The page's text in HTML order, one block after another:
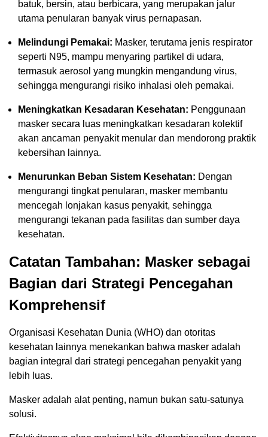
batuk, bersin, atau berbicara, yang merupakan jalur
utama penularan banyak virus pernapasan.
Melindungi Pemakai: Masker, terutama jenis respirator
seperti N95, mampu menyaring partikel di udara,
termasuk aerosol yang mungkin mengandung virus,
sehingga mengurangi risiko inhalasi oleh pemakai.
Meningkatkan Kesadaran Kesehatan: Penggunaan
masker secara luas meningkatkan kesadaran kolektif
akan ancaman penyakit menular dan mendorong praktik
kebersihan lainnya.
Menurunkan Beban Sistem Kesehatan: Dengan
mengurangi tingkat penularan, masker membantu
mencegah lonjakan kasus penyakit, sehingga
mengurangi tekanan pada fasilitas dan sumber daya
kesehatan.
Catatan Tambahan: Masker sebagai
Bagian dari Strategi Pencegahan
Komprehensif
Organisasi Kesehatan Dunia (WHO) dan otoritas
kesehatan lainnya menekankan bahwa masker adalah
bagian integral dari strategi pencegahan penyakit yang
lebih luas.
Masker adalah alat penting, namun bukan satu-satunya
solusi.